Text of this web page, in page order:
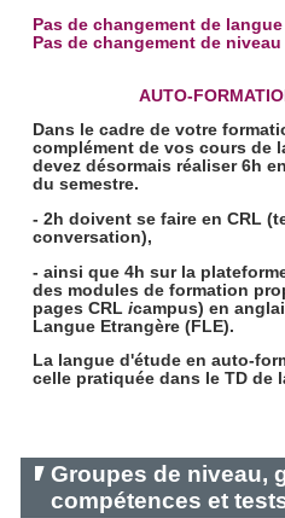
Pas de changement de
Pas de changement de
AUTO-
Dans le cadre de votre
complément de vos cours de
devez désormais réaliser 6h
du semestre.
- 2h doivent se faire en CRL
conversation),
- ainsi que 4h sur la
des modules de formation
pages CRLicampus) en
Langue Etrangère (FLE).
La langue d'étude en auto-
celle pratiquée dans le TD de
Groupes de niveau,
compétences et